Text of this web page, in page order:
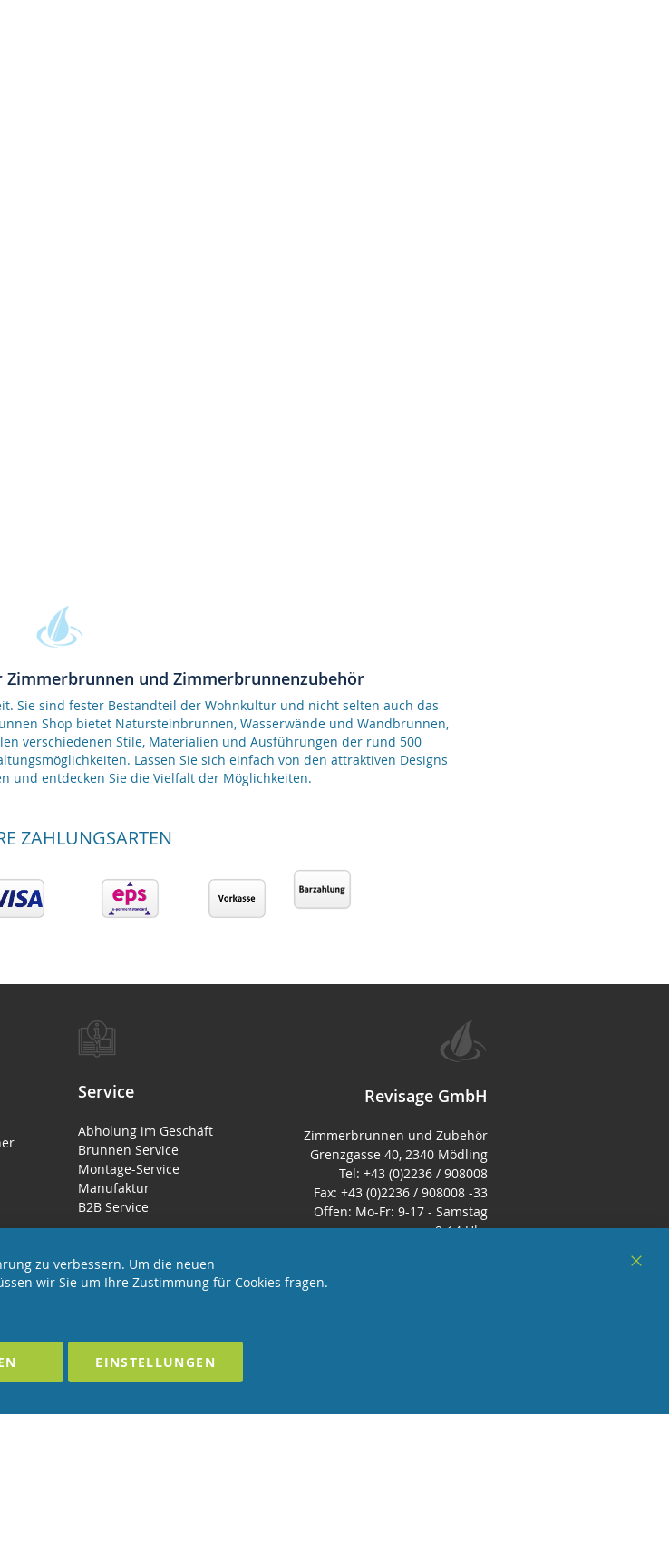
und Zimmerbrunnenzubehör
Sie sind fester Bestandteil der Wohnkultur und nicht selten auch das
Shop bietet Natursteinbrunnen, Wasserwände und Wandbrunnen,
verschiedenen Stile, Materialien und Ausführungen der rund 500
Lassen Sie sich einfach von den attraktiven Designs
und entdecken Sie die Vielfalt der Möglichkeiten.
ZAHLUNGSARTEN
Service
Abholung im Geschäft
Brunnen Service
Montage-Service
Manufaktur
B2B Service
Revisage GmbH
Zimmerbrunnen und Zubehör
Grenzgasse 40, 2340 Mödling
Tel: +43 (0)2236 / 908008
Fax: +43 (0)2236 / 908008 -33
Offen: Mo-Fr: 9-17 - Samstag
9-14 Uhr
zu verbessern. Um die neuen
wir Sie um Ihre Zustimmung für Cookies fragen.
EINSTELLUNGEN